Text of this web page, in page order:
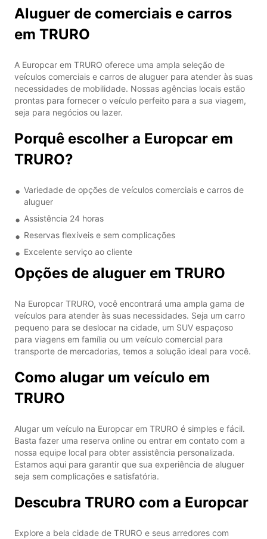
Aluguer de comerciais e carros
em TRURO
A Europcar em TRURO oferece uma ampla seleção de
veículos comerciais e carros de aluguer para atender às suas
necessidades de mobilidade. Nossas agências locais estão
prontas para fornecer o veículo perfeito para a sua viagem,
seja para negócios ou lazer.
Porquê escolher a Europcar em
TRURO?
Variedade de opções de veículos comerciais e carros de
aluguer
Assistência 24 horas
Reservas flexíveis e sem complicações
Excelente serviço ao cliente
Opções de aluguer em TRURO
Na Europcar TRURO, você encontrará uma ampla gama de
veículos para atender às suas necessidades. Seja um carro
pequeno para se deslocar na cidade, um SUV espaçoso
para viagens em família ou um veículo comercial para
transporte de mercadorias, temos a solução ideal para você.
Como alugar um veículo em
TRURO
Alugar um veículo na Europcar em TRURO é simples e fácil.
Basta fazer uma reserva online ou entrar em contato com a
nossa equipe local para obter assistência personalizada.
Estamos aqui para garantir que sua experiência de aluguer
seja sem complicações e satisfatória.
Descubra TRURO com a Europcar
Explore a bela cidade de TRURO e seus arredores com